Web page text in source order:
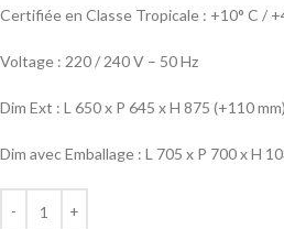
Certifiée en Classe Tropicale : +10° C /
Voltage : 220 / 240 V – 50 Hz
Dim Ext : L 650 x P 645 x H 875 (+110
Dim avec Emballage : L 705 x P 700 x H